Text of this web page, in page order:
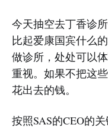
今天抽空去丁香诊
比起爱康国宾什么
做诊所，处处可以
重视。如果不把这
花出去的钱。
按照SAS的CEO的